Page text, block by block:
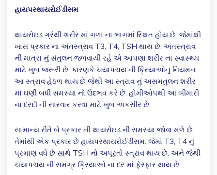
હાયપરથાયરોઈડીસમ
થાયરોઇડ ગ્રંથી શરીર માં ગળા ના ભાગમાં સ્થિત હોય છે. જેમાંથી
ખાસ પ્રકાર ના અંતસ્ત્રાવ T3, T4, TSH થાય છે. અંતસ્ત્રાવ
ની માત્રા નું સંતુલન જળવાયી રહે એ આપણા શરીર ના સ્વાસ્થ્ય
માટે ખુબ જરૂરી છે. કારણકે ચયાપચય ની ક્રિયાઓનું નિયમન
આ સ્ત્રાવ હેઠળ થાય છે જેથી આ સ્ત્રાવ નું અસમતુલન શરીર
માં ઘણી બધી સમસ્યા નો ઉદભવ કરે છે. હોમીઓપથી આ બીમારી
ના દરદી ની સારવાર કરવા માટે ખુબ અકસીર છે.
સામાન્ય રીતે બે પ્રકાર ની થાયરોઇડ ની સમસ્યા જોવા મળે છે.
તેમાંથી એક પ્રકાર છે હાયપરથાયરોઈડીસમ. જેમાં T3, T4 નું
પ્રમાણ વધે છે સાથે TSH નો અપૂરતો સ્ત્રાવ થાય છે. અને જેથી
ચયાપચય ની સમગ્ર ક્રિયાઓ ના દર માં ફેરફાર થાય છે.